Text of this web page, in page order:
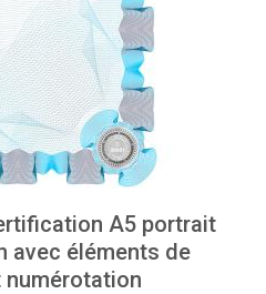
A5 portrait
avec éléments de